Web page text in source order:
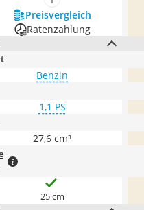
mehr anzeigen
Preis­vergleich
Ratenzahlung
Benzin
1,1 PS
27,6 cm³
25 cm